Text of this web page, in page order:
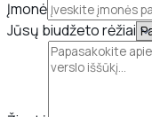
Įmonė
Jūsų biudžeto rėžiai